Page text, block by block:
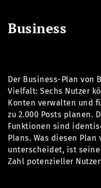
Business
Der Business-Plan von
Vielfalt: Sechs Nutzer
Konten verwalten und
zu 2.000 Posts planen.
Funktionen sind
Plans. Was diesen
unterscheidet, ist
Zahl potenzieller